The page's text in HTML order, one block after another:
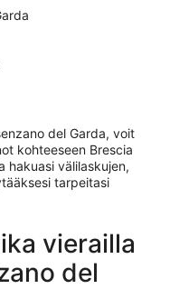
del Garda, voit
kohteeseen Brescia
hakuasi välilaskujen,
tarpeitasi
vierailla
del